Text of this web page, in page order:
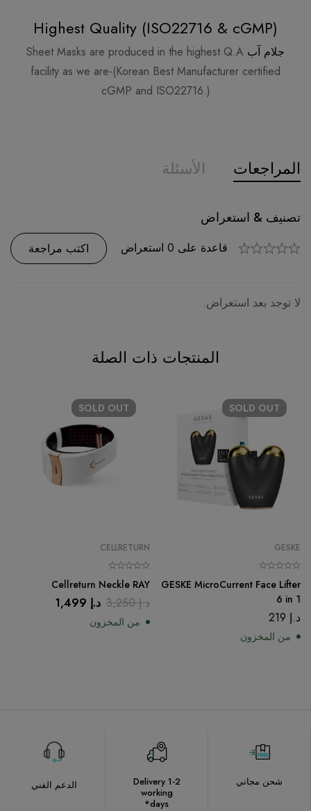
Highest Quality (ISO22716 & cGMP)
جلام آب Sheet Masks are produced in the highest Q.A
facility as we are-(Korean Best Manufacturer certified
cGMP and ISO22716.)
المراجعات الأسئلة
تصنيف & استعراض
قاعدة على 0 استعراض اكتب مراجعة
لا توجد بعد استعراض.
سؤال وجواب
0السؤال اطرح سؤالا
لا توجد أسئلة.
المنتجات ذات الصلة
SOLD OUT
GESKE
GESKE MicroCurrent Face Lifter
6 in 1
د.إ
من المخزون
SOLD OUT
CELLRETURN
Cellreturn Neckle RAY
د.إ3,250 د.إ
من المخزون
شحن مجاني
Delivery 1-2
working
days*
الدعم الفني